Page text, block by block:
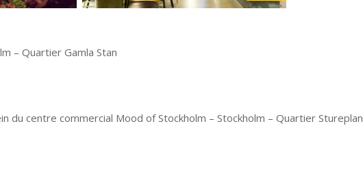
– Quartier Gamla Stan
du centre commercial Mood of Stockholm – Stockholm – Quartier Stureplan